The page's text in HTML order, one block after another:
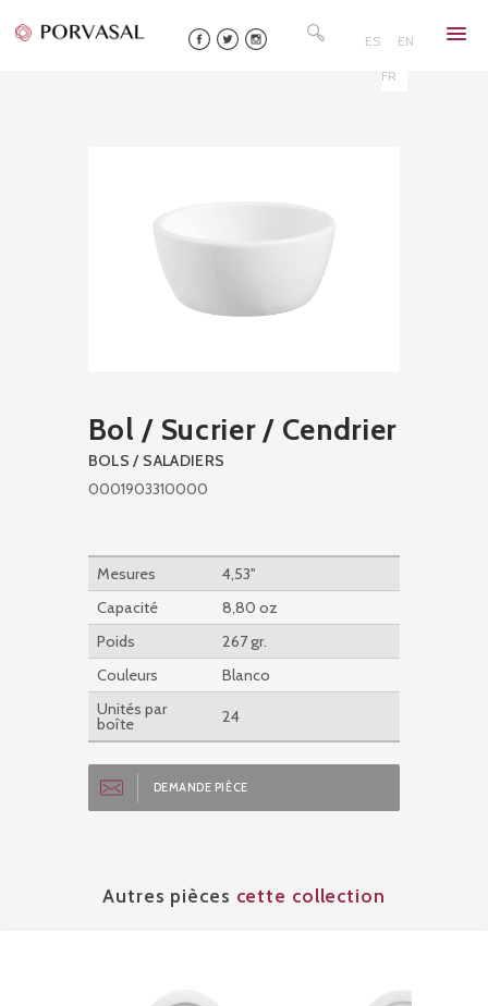
to
ES EN
FR
Bol / Sucrier / Cendrier
BOLS / SALADIERS
0001903310000
Mesures
4,53''
Capacité
8,80 oz
Poids
267 gr.
Couleurs
Blanco
Unités par
boîte 24
DEMANDE PIÈCE
Autres pièces cette collection